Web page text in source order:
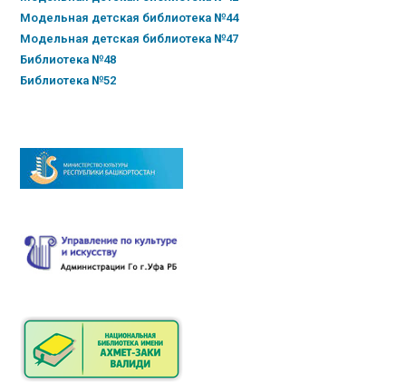
Модельная детская библиотека №44
Модельная детская библиотека №47
Библиотека №48
Библиотека №52